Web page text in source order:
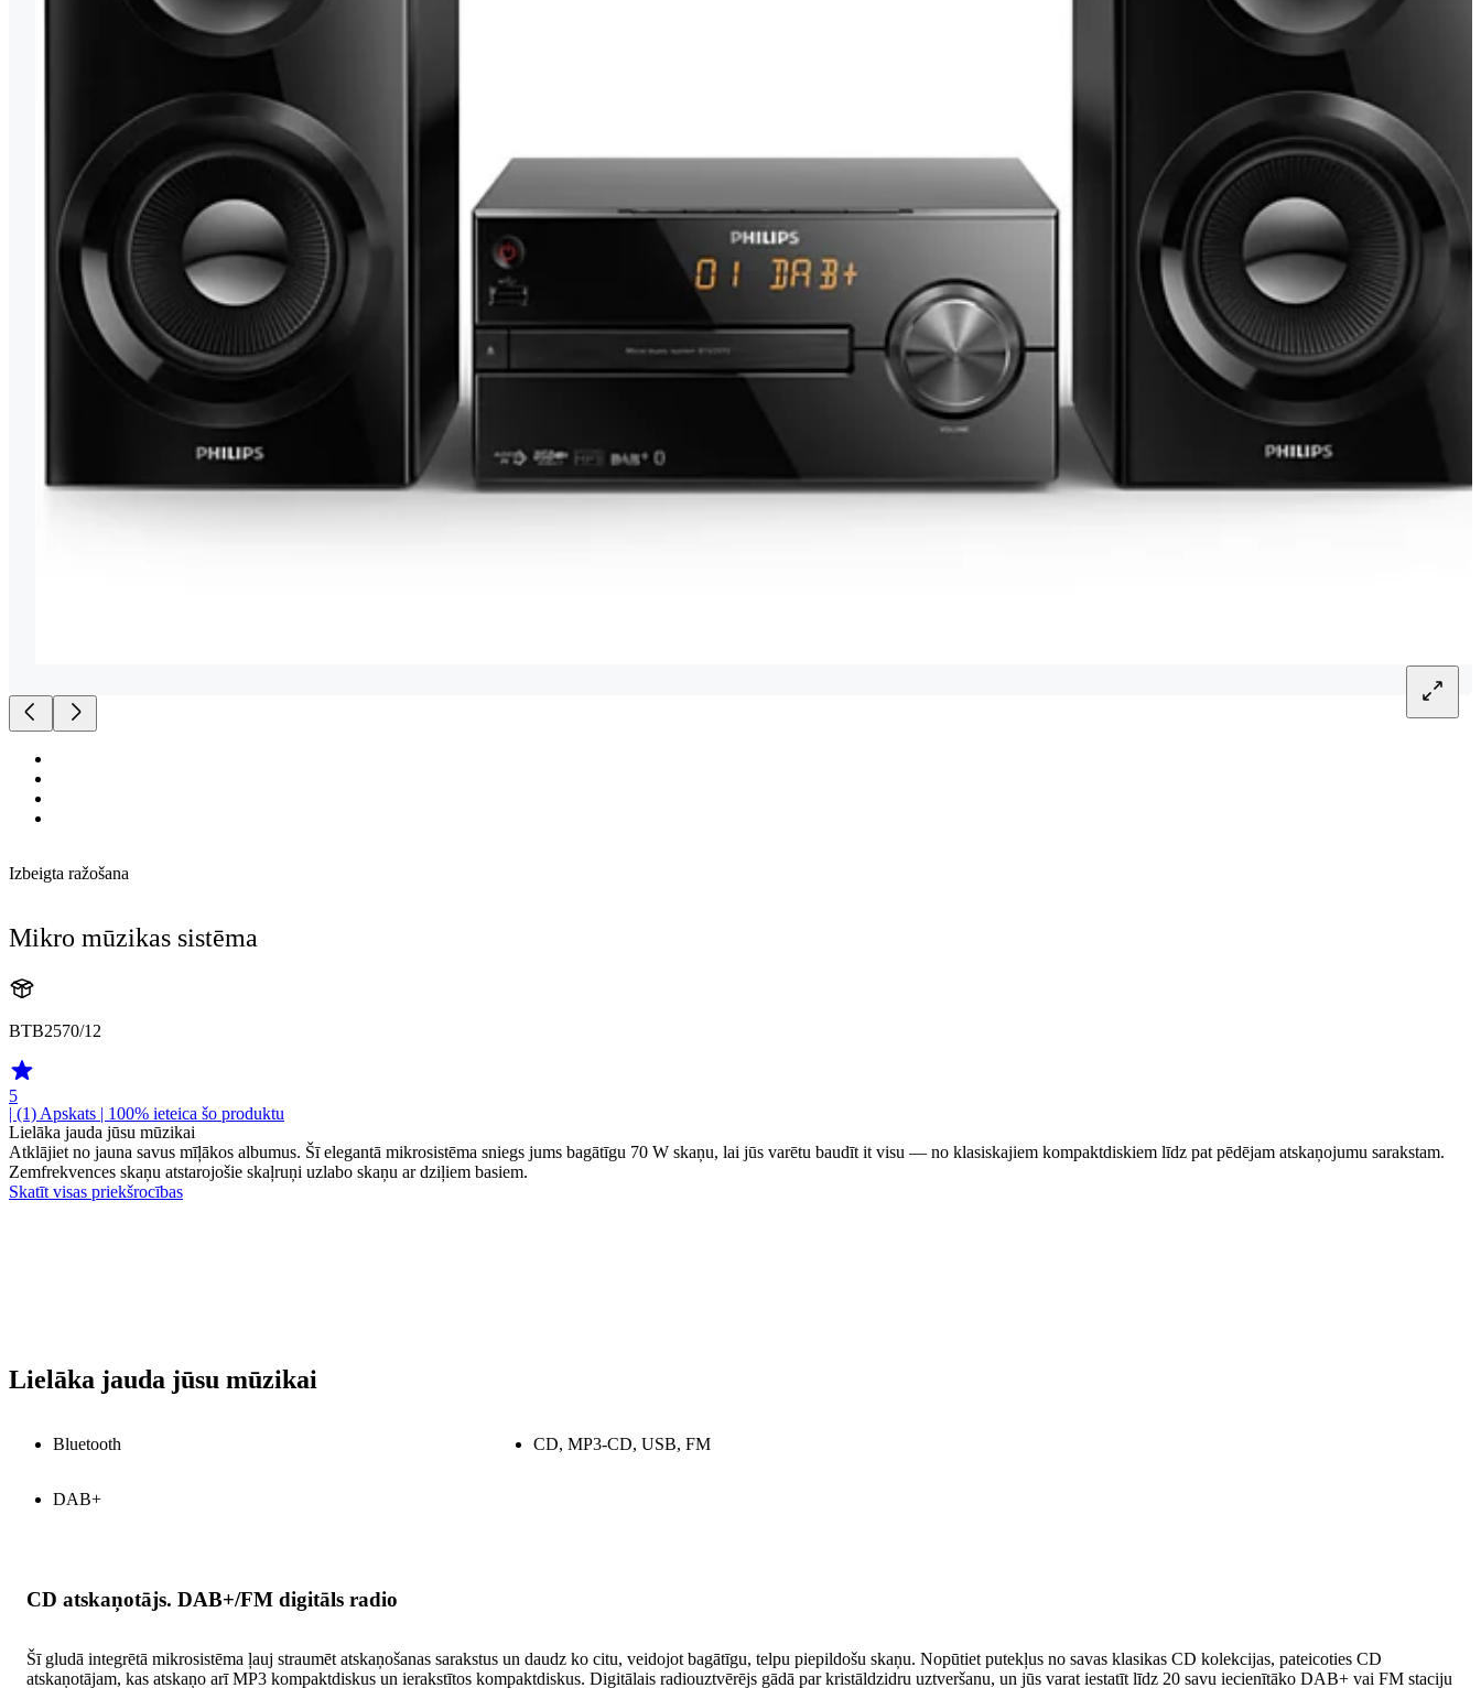
Izbeigta ražošana
Mikro mūzikas sistēma
BTB2570/12
5
| (1) Apskats | 100% ieteica šo produktu
Lielāka jauda jūsu mūzikai
Atklājiet no jauna savus mīļākos albumus. Šī elegantā mikrosistēma sniegs jums bagātīgu 70 W skaņu, lai jūs varētu baudīt it visu — no klasiskajiem kompaktdiskiem līdz pat pēdējam atskaņojumu sarakstam.
Zemfrekvences skaņu atstarojošie skaļruņi uzlabo skaņu ar dziļiem basiem.
Skatīt visas priekšrocības
Lielāka jauda jūsu mūzikai
Bluetooth CD, MP3-CD, USB, FM
DAB+
CD atskaņotājs. DAB+/FM digitāls radio
Šī gludā integrētā mikrosistēma ļauj straumēt atskaņošanas sarakstus un daudz ko citu, veidojot bagātīgu, telpu piepildošu skaņu. Nopūtiet putekļus no savas klasikas CD kolekcijas, pateicoties CD
atskaņotājam, kas atskaņo arī MP3 kompaktdiskus un ierakstītos kompaktdiskus. Digitālais radiouztvērējs gādā par kristāldzidru uztveršanu, un jūs varat iestatīt līdz 20 savu iecienītāko DAB+ vai FM staciju